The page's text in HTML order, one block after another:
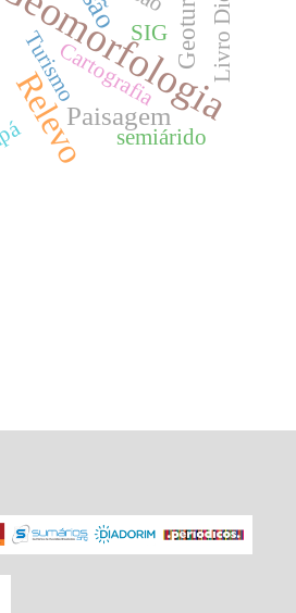
RelevoPaisagem
TurismoCartografia
semiárido
SIG